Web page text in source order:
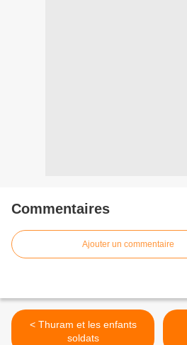
Commentaires
Ajouter un commentaire
< Thuram et les enfants
soldats